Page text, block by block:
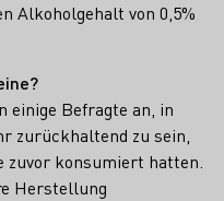
Alkoholgehalt von 0,5%
einige Befragte an, in
zurückhaltend zu sein,
zuvor konsumiert hatten.
Herstellung